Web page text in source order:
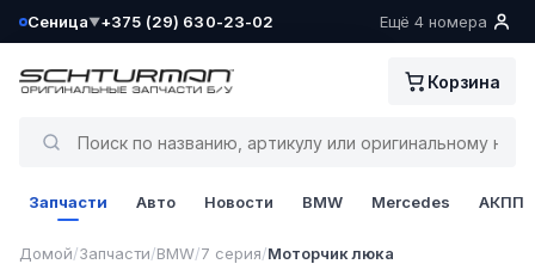
Сеница▼
Ваш склад определён как:
+375 (29) 630-23-02 Ещё 4 номера
Корзина
Запчасти Авто Новости BMW Mercedes АКПП
Домой/Запчасти/BMW/7 серия/Моторчик люка